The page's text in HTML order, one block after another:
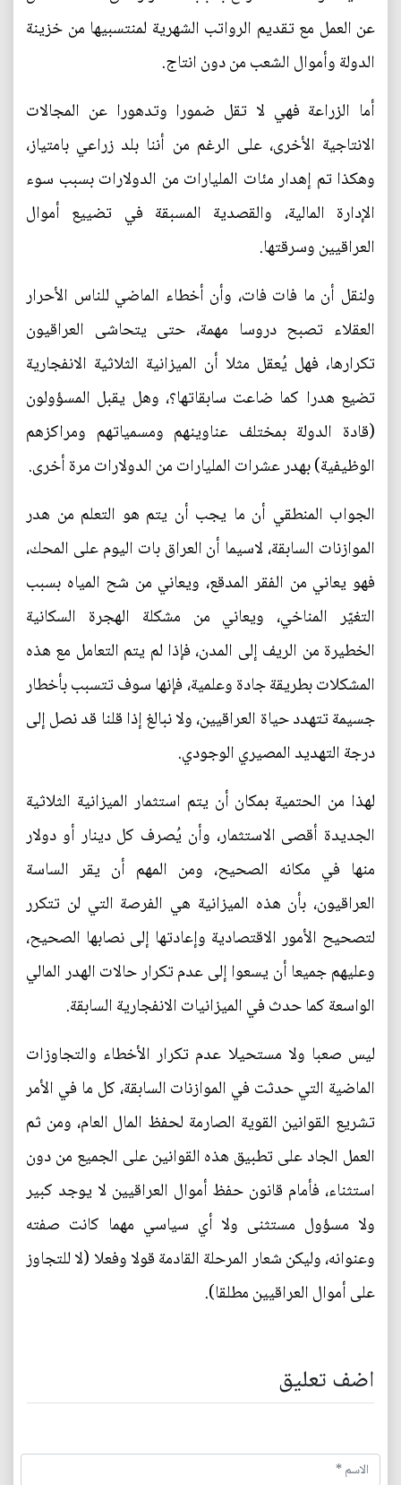
عن العمل مع تقديم الرواتب الشهرية لمنتسبيها من خزينة
الدولة وأموال الشعب من دون انتاج.
أما الزراعة فهي لا تقل ضمورا وتدهورا عن المجالات
الانتاجية الأخرى، على الرغم من أننا بلد زراعي بامتياز،
وهكذا تم إهدار مئات المليارات من الدولارات بسبب سوء
الإدارة المالية، والقصدية المسبقة في تضييع أموال
العراقيين وسرقتها.
ولنقل أن ما فات فات، وأن أخطاء الماضي للناس الأحرار
العقلاء تصبح دروسا مهمة، حتى يتحاشى العراقيون
تكرارها، فهل يُعقل مثلا أن الميزانية الثلاثية الانفجارية
تضيع هدرا كما ضاعت سابقاتها؟، وهل يقبل المسؤولون
(قادة الدولة بمختلف عناوينهم ومسمياتهم ومراكزهم
الوظيفية) بهدر عشرات المليارات من الدولارات مرة أخرى.
الجواب المنطقي أن ما يجب أن يتم هو التعلم من هدر
الموازنات السابقة، لاسيما أن العراق بات اليوم على المحك،
فهو يعاني من الفقر المدقع، ويعاني من شح المياه بسبب
التغيّر المناخي، ويعاني من مشكلة الهجرة السكانية
الخطيرة من الريف إلى المدن، فإذا لم يتم التعامل مع هذه
المشكلات بطريقة جادة وعلمية، فإنها سوف تتسبب بأخطار
جسيمة تتهدد حياة العراقيين، ولا نبالغ إذا قلنا قد نصل إلى
درجة التهديد المصيري الوجودي.
لهذا من الحتمية بمكان أن يتم استثمار الميزانية الثلاثية
الجديدة أقصى الاستثمار، وأن يُصرف كل دينار أو دولار
منها في مكانه الصحيح، ومن المهم أن يقر الساسة
العراقيون، بأن هذه الميزانية هي الفرصة التي لن تتكرر
لتصحيح الأمور الاقتصادية وإعادتها إلى نصابها الصحيح،
وعليهم جميعا أن يسعوا إلى عدم تكرار حالات الهدر المالي
الواسعة كما حدث في الميزانيات الانفجارية السابقة.
ليس صعبا ولا مستحيلا عدم تكرار الأخطاء والتجاوزات
الماضية التي حدثت في الموازنات السابقة، كل ما في الأمر
تشريع القوانين القوية الصارمة لحفظ المال العام، ومن ثم
العمل الجاد على تطبيق هذه القوانين على الجميع من دون
استثناء، فأمام قانون حفظ أموال العراقيين لا يوجد كبير
ولا مسؤول مستثنى ولا أي سياسي مهما كانت صفته
وعنوانه، وليكن شعار المرحلة القادمة قولا وفعلا (لا للتجاوز
على أموال العراقيين مطلقا).
اضف تعليق